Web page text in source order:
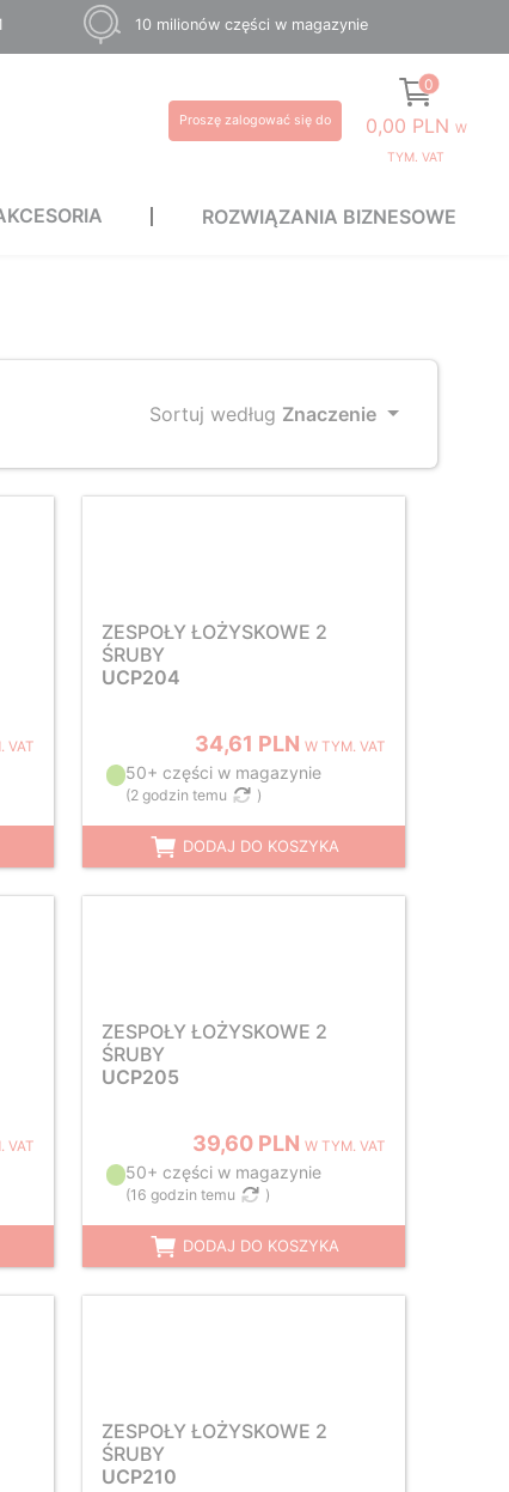
10 milionów części w magazynie
Proszę zalogować się do
0
0,00 PLN W
TYM. VAT
ROZWIĄZANIA BIZNESOWE
Sortuj według Znaczenie
VAT
ZESPOŁY ŁOŻYSKOWE 2
ŚRUBY
UCP204
34,61 PLN W TYM. VAT
50+ części w magazynie
(2 godzin temu )
DODAJ DO KOSZYKA
VAT
ZESPOŁY ŁOŻYSKOWE 2
ŚRUBY
UCP205
39,60 PLN W TYM. VAT
50+ części w magazynie
(16 godzin temu )
DODAJ DO KOSZYKA
ZESPOŁY ŁOŻYSKOWE 2
ŚRUBY
UCP210